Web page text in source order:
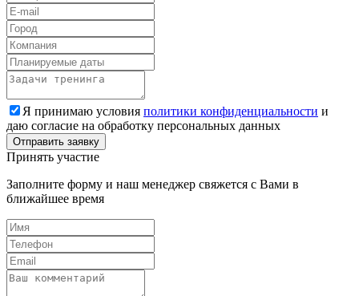
Я принимаю условия политики конфиденциальности и
даю согласие на обработку персональных данных
Принять участие
Заполните форму и наш менеджер свяжется с Вами в
ближайшее время